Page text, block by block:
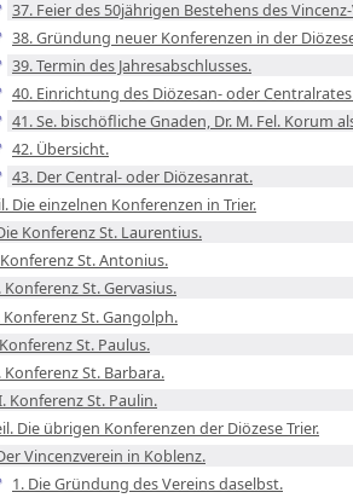
37. Feier des 50jährigen Bestehens des
38. Gründung neuer Konferenzen in der
39. Termin des Jahresabschlusses.
40. Einrichtung des Diözesan- oder Centralrates
41. Se. bischöfliche Gnaden, Dr. M. Fel. Korum
42. Übersicht.
43. Der Central- oder Diözesanrat.
Die einzelnen Konferenzen in Trier.
Konferenz St. Laurentius.
St. Antonius.
Konferenz St. Gervasius.
Konferenz St. Gangolph.
St. Paulus.
Konferenz St. Barbara.
Konferenz St. Paulin.
Die übrigen Konferenzen der Diözese Trier.
Vincenzverein in Koblenz.
1. Die Gründung des Vereins daselbst.